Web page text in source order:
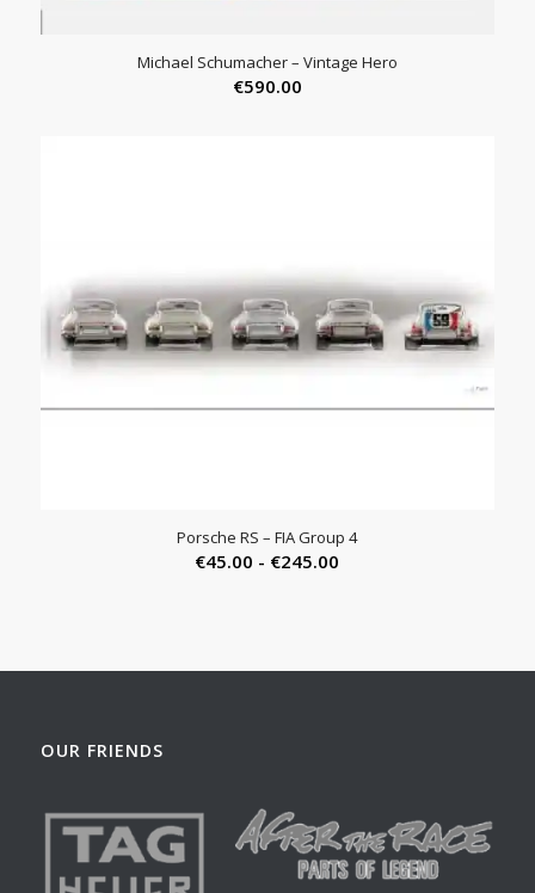
Michael Schumacher – Vintage Hero
€590.00
Porsche RS – FIA Group 4
€45.00 - €245.00
OUR FRIENDS